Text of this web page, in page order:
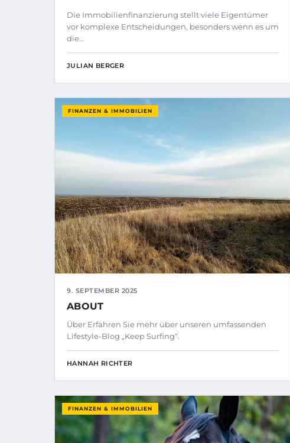
Die Immobilienfinanzierung stellt viele Eigentümer
vor komplexe Entscheidungen, besonders wenn es um
die…
JULIAN BERGER
FINANZEN & IMMOBILIEN
9. SEPTEMBER 2025
ABOUT
Über Erfahren Sie mehr über unseren umfassenden
Lifestyle-Blog „Keep Surfing“.
HANNAH RICHTER
FINANZEN & IMMOBILIEN